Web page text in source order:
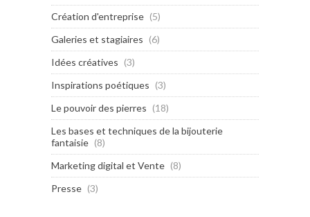
Création d'entreprise (5)
Galeries et stagiaires (6)
Idées créatives (3)
Inspirations poétiques (3)
Le pouvoir des pierres (18)
Les bases et techniques de la bijouterie
fantaisie (8)
Marketing digital et Vente (8)
Presse (3)